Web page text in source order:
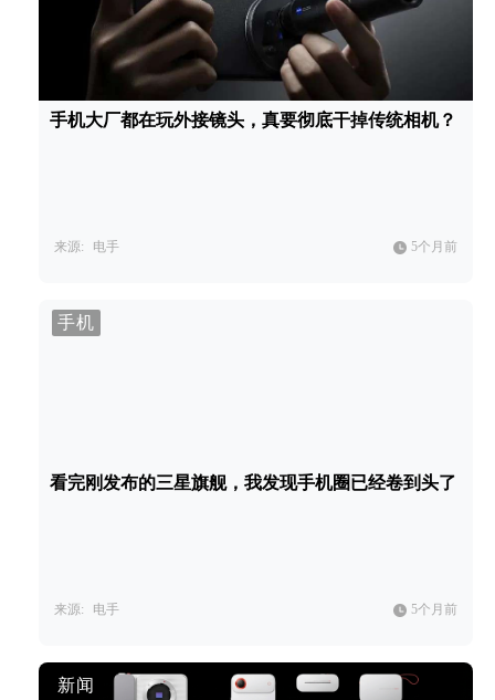
手机大厂都在玩外接镜头，真要彻底干掉传统相机？
来源: 电手 5个月前
手机
看完刚发布的三星旗舰，我发现手机圈已经卷到头了
来源: 电手 5个月前
新闻